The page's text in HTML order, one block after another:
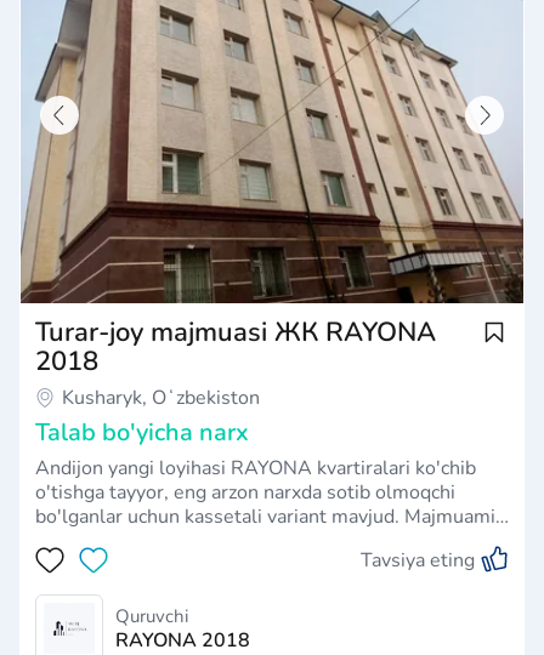
Turar-joy majmuasi ЖК RAYONA
2018
Kusharyk, Oʻzbekiston
Talab bo'yicha narx
Andijon yangi loyihasi RAYONA kvartiralari ko'chib
o'tishga tayyor, eng arzon narxda sotib olmoqchi
bo'lganlar uchun kassetali variant mavjud. Majmuamiz
hududida oilangizning kichik bolalari uchun maxsus
o'yin maydonchalari mavjud, chunki farzandlarimiz
bo'sh vaqtlarini maroqli va maroqli o'…
Tavsiya eting
Quruvchi
RAYONA 2018